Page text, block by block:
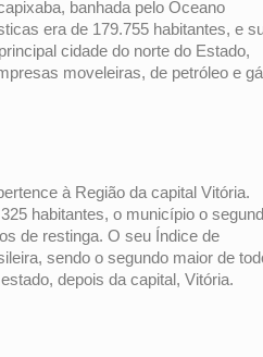
banhada pelo Oceano
era de 179.755 habitantes, e
cidade do norte do Estado,
moveleiras, de petróleo e
à Região da capital Vitória.
habitantes, o município o
de restinga. O seu Índice de
sendo o segundo maior de
depois da capital, Vitória.